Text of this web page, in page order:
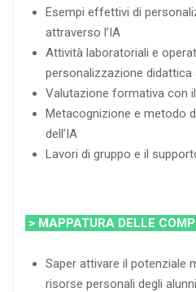
Esempi effettivi di
attraverso l’IA
Attività laboratoriali e
personalizzazione didattica
Valutazione formativa con
Metacognizione e metodo
dell’IA
Lavori di gruppo e il
> MAPPATURA DELLE
Saper attivare il potenziale
risorse personali degli